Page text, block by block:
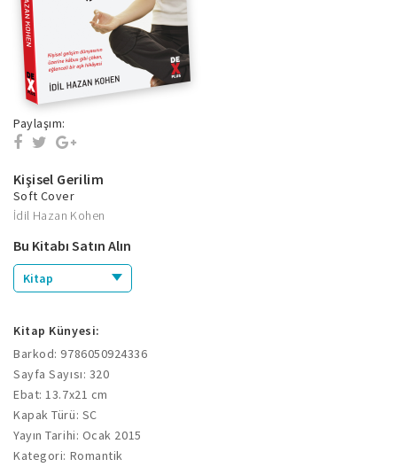
Paylaşım:
Kişisel Gerilim
Soft Cover
İdil Hazan Kohen
Bu Kitabı Satın Alın
Kitap
Kitap Künyesi:
Barkod: 9786050924336
Sayfa Sayısı: 320
Ebat: 13.7x21 cm
Kapak Türü: SC
Yayın Tarihi: Ocak 2015
Kategori: Romantik